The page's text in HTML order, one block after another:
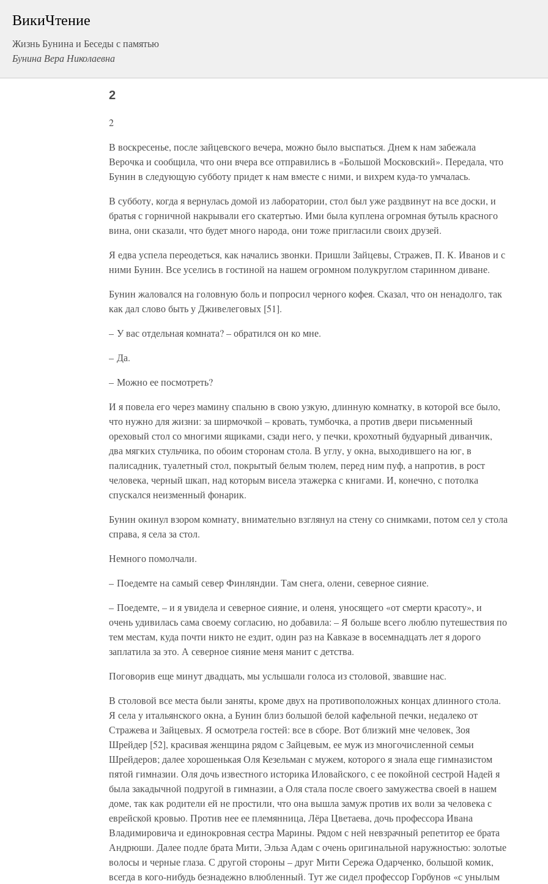
ВикиЧтение
Жизнь Бунина и Беседы с памятью
Бунина Вера Николаевна
2
2
В воскресенье, после зайцевского вечера, можно было выспаться. Днем к нам забежала
Верочка и сообщила, что они вчера все отправились в «Большой Московский». Передала, что
Бунин в следующую субботу придет к нам вместе с ними, и вихрем куда-то умчалась.
В субботу, когда я вернулась домой из лаборатории, стол был уже раздвинут на все доски, и
братья с горничной накрывали его скатертью. Ими была куплена огромная бутыль красного
вина, они сказали, что будет много народа, они тоже пригласили своих друзей.
Я едва успела переодеться, как начались звонки. Пришли Зайцевы, Стражев, П. К. Иванов и с
ними Бунин. Все уселись в гостиной на нашем огромном полукруглом старинном диване.
Бунин жаловался на головную боль и попросил черного кофея. Сказал, что он ненадолго, так
как дал слово быть у Дживелеговых [51].
– У вас отдельная комната? – обратился он ко мне.
– Да.
– Можно ее посмотреть?
И я повела его через мамину спальню в свою узкую, длинную комнатку, в которой все было,
что нужно для жизни: за ширмочкой – кровать, тумбочка, а против двери письменный
ореховый стол со многими ящиками, сзади него, у печки, крохотный будуарный диванчик,
два мягких стульчика, по обоим сторонам стола. В углу, у окна, выходившего на юг, в
палисадник, туалетный стол, покрытый белым тюлем, перед ним пуф, а напротив, в рост
человека, черный шкап, над которым висела этажерка с книгами. И, конечно, с потолка
спускался неизменный фонарик.
Бунин окинул взором комнату, внимательно взглянул на стену со снимками, потом сел у стола
справа, я села за стол.
Немного помолчали.
– Поедемте на самый север Финляндии. Там снега, олени, северное сияние.
– Поедемте, – и я увидела и северное сияние, и оленя, уносящего «от смерти красоту», и
очень удивилась сама своему согласию, но добавила: – Я больше всего люблю путешествия по
тем местам, куда почти никто не ездит, один раз на Кавказе в восемнадцать лет я дорого
заплатила за это. А северное сияние меня манит с детства.
Поговорив еще минут двадцать, мы услышали голоса из столовой, звавшие нас.
В столовой все места были заняты, кроме двух на противоположных концах длинного стола.
Я села у итальянского окна, а Бунин близ большой белой кафельной печки, недалеко от
Стражева и Зайцевых. Я осмотрела гостей: все в сборе. Вот близкий мне человек, Зоя
Шрейдер [52], красивая женщина рядом с Зайцевым, ее муж из многочисленной семьи
Шрейдеров; далее хорошенькая Оля Кезельман с мужем, которого я знала еще гимназистом
пятой гимназии. Оля дочь известного историка Иловайского, с ее покойной сестрой Надей я
была закадычной подругой в гимназии, а Оля стала после своего замужества своей в нашем
доме, так как родители ей не простили, что она вышла замуж против их воли за человека с
еврейской кровью. Против нее ее племянница, Лёра Цветаева, дочь профессора Ивана
Владимировича и единокровная сестра Марины. Рядом с ней невзрачный репетитор ее брата
Андрюши. Далее подле брата Мити, Эльза Адам с очень оригинальной наружностью: золотые
волосы и черные глаза. С другой стороны – друг Мити Сережа Одарченко, большой комик,
всегда в кого-нибудь безнадежно влюбленный. Тут же сидел профессор Горбунов «с унылым